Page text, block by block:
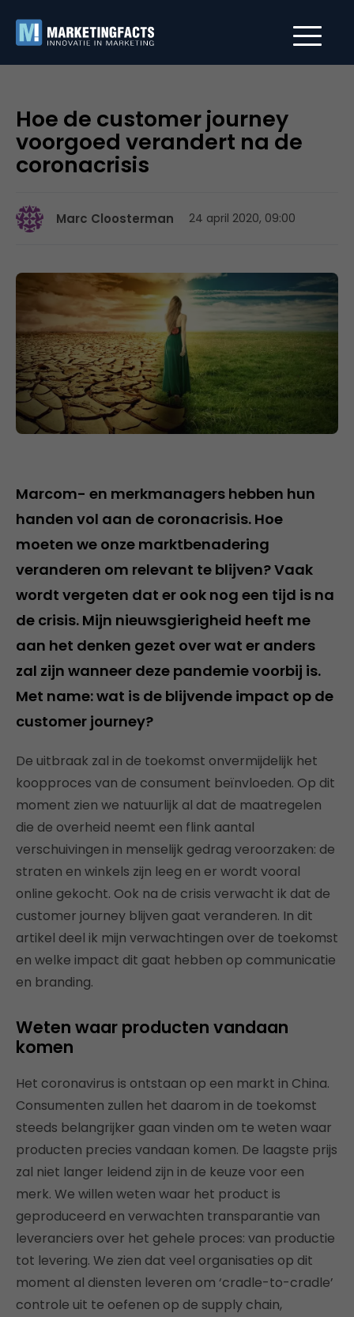
Hoe de customer journey
voorgoed verandert na de
coronacrisis
Marc Cloosterman 24 april 2020, 09:00
Marcom- en merkmanagers hebben hun
handen vol aan de coronacrisis. Hoe
moeten we onze marktbenadering
veranderen om relevant te blijven? Vaak
wordt vergeten dat er ook nog een tijd is na
de crisis. Mijn nieuwsgierigheid heeft me
aan het denken gezet over wat er anders
zal zijn wanneer deze pandemie voorbij is.
Met name: wat is de blijvende impact op de
customer journey?
De uitbraak zal in de toekomst onvermijdelijk het
koopproces van de consument beïnvloeden. Op dit
moment zien we natuurlijk al dat de maatregelen
die de overheid neemt een flink aantal
verschuivingen in menselijk gedrag veroorzaken: de
straten en winkels zijn leeg en er wordt vooral
online gekocht. Ook na de crisis verwacht ik dat de
customer journey blijven gaat veranderen. In dit
artikel deel ik mijn verwachtingen over de toekomst
en welke impact dit gaat hebben op communicatie
en branding.
Weten waar producten vandaan
komen
Het coronavirus is ontstaan op een markt in China.
Consumenten zullen het daarom in de toekomst
steeds belangrijker gaan vinden om te weten waar
producten precies vandaan komen. De laagste prijs
zal niet langer leidend zijn in de keuze voor een
merk. We willen weten waar het product is
geproduceerd en verwachten transparantie van
leveranciers over het gehele proces: van productie
tot levering. We zien dat veel organisaties op dit
moment al diensten leveren om ‘cradle-to-cradle’
controle uit te oefenen op de supply chain,